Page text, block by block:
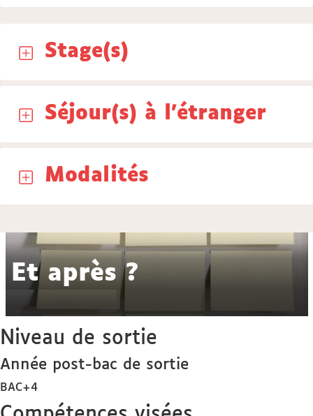
Stage(s)
Séjour(s) à l'étranger
Modalités
Et après ?
Niveau de sortie
Année post-bac de sortie
BAC+4